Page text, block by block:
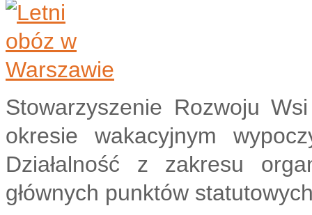
Stowarzyszenie Rozwoju
okresie wakacyjnym
Działalność z zakresu
głównych punktów